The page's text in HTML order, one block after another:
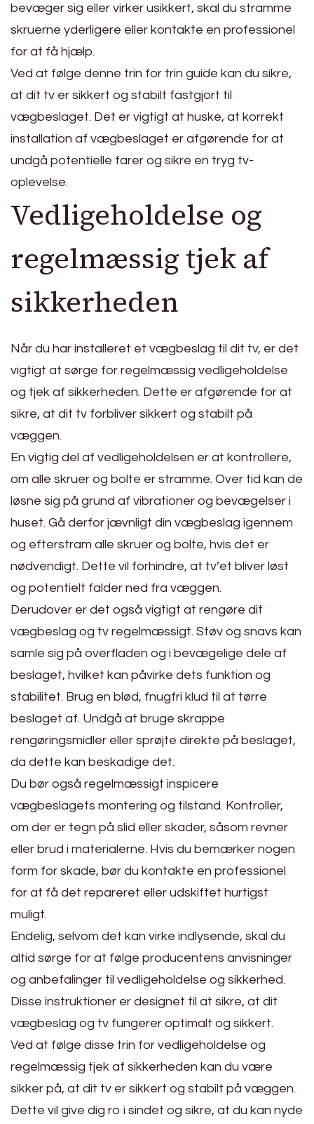
bevæger sig eller virker usikkert, skal du stramme
skruerne yderligere eller kontakte en professionel
for at få hjælp.
Ved at følge denne trin for trin guide kan du sikre,
at dit tv er sikkert og stabilt fastgjort til
vægbeslaget. Det er vigtigt at huske, at korrekt
installation af vægbeslaget er afgørende for at
undgå potentielle farer og sikre en tryg tv-
oplevelse.
Vedligeholdelse og
regelmæssig tjek af
sikkerheden
Når du har installeret et vægbeslag til dit tv, er det
vigtigt at sørge for regelmæssig vedligeholdelse
og tjek af sikkerheden. Dette er afgørende for at
sikre, at dit tv forbliver sikkert og stabilt på
væggen.
En vigtig del af vedligeholdelsen er at kontrollere,
om alle skruer og bolte er stramme. Over tid kan de
løsne sig på grund af vibrationer og bevægelser i
huset. Gå derfor jævnligt din vægbeslag igennem
og efterstram alle skruer og bolte, hvis det er
nødvendigt. Dette vil forhindre, at tv’et bliver løst
og potentielt falder ned fra væggen.
Derudover er det også vigtigt at rengøre dit
vægbeslag og tv regelmæssigt. Støv og snavs kan
samle sig på overfladen og i bevægelige dele af
beslaget, hvilket kan påvirke dets funktion og
stabilitet. Brug en blød, fnugfri klud til at tørre
beslaget af. Undgå at bruge skrappe
rengøringsmidler eller sprøjte direkte på beslaget,
da dette kan beskadige det.
Du bør også regelmæssigt inspicere
vægbeslagets montering og tilstand. Kontroller,
om der er tegn på slid eller skader, såsom revner
eller brud i materialerne. Hvis du bemærker nogen
form for skade, bør du kontakte en professionel
for at få det repareret eller udskiftet hurtigst
muligt.
Endelig, selvom det kan virke indlysende, skal du
altid sørge for at følge producentens anvisninger
og anbefalinger til vedligeholdelse og sikkerhed.
Disse instruktioner er designet til at sikre, at dit
vægbeslag og tv fungerer optimalt og sikkert.
Ved at følge disse trin for vedligeholdelse og
regelmæssig tjek af sikkerheden kan du være
sikker på, at dit tv er sikkert og stabilt på væggen.
Dette vil give dig ro i sindet og sikre, at du kan nyde